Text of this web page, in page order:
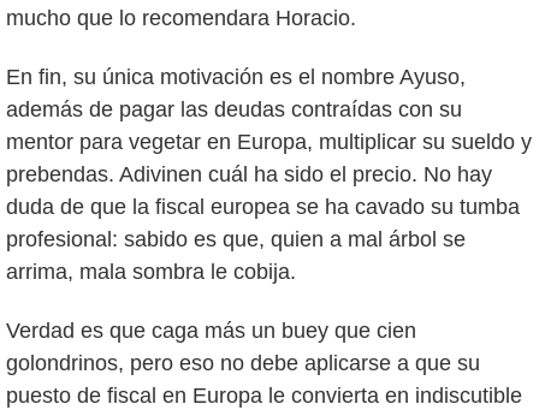
mucho que lo recomendara Horacio.
En fin, su única motivación es el nombre Ayuso,
además de pagar las deudas contraídas con su
mentor para vegetar en Europa, multiplicar su sueldo y
prebendas. Adivinen cuál ha sido el precio. No hay
duda de que la fiscal europea se ha cavado su tumba
profesional: sabido es que, quien a mal árbol se
arrima, mala sombra le cobija.
Verdad es que caga más un buey que cien
golondrinos, pero eso no debe aplicarse a que su
puesto de fiscal en Europa le convierta en indiscutible